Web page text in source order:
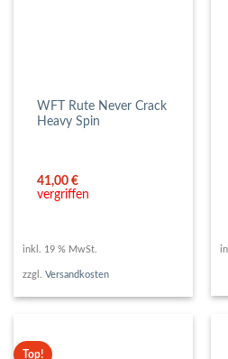
WFT Rute Never Crack
Heavy Spin
41,00€
vergriffen
inkl. 19 % MwSt.
zzgl. Versandkosten
Top!